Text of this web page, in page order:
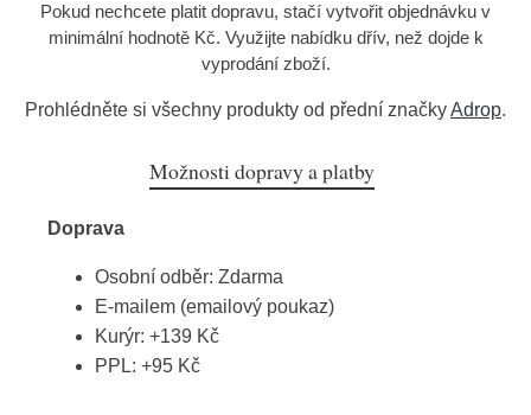
Pokud nechcete platit dopravu, stačí vytvořit objednávku v
minimální hodnotě Kč. Využijte nabídku dřív, než dojde k
vyprodání zboží.
Prohlédněte si všechny produkty od přední značkyAdrop.
Možnosti dopravy a platby
Doprava
Osobní odběr: Zdarma
E-mailem (emailový poukaz)
Kurýr: +139 Kč
PPL: +95 Kč